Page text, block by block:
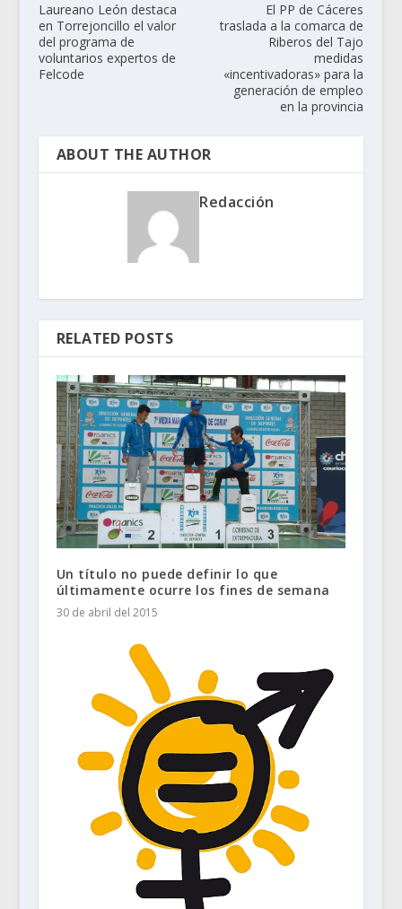
Laureano León destaca
en Torrejoncillo el valor
del programa de
voluntarios expertos de
Felcode
El PP de Cáceres
traslada a la comarca de
Riberos del Tajo
medidas
«incentivadoras» para la
generación de empleo
en la provincia
ABOUT THE AUTHOR
Redacción
RELATED POSTS
Un título no puede definir lo que
últimamente ocurre los fines de semana
30 de abril del 2015